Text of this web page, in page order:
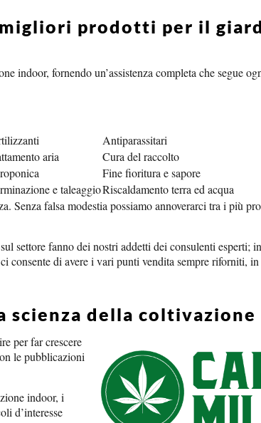
prodotti per il
indoor, fornendo un’assistenza completa che segue
Antiparassitari
aria
Cura del raccolto
Fine fioritura e sapore
e taleaggioRiscaldamento terra ed acqua
Senza falsa modestia possiamo annoverarci tra i più
settore fanno dei nostri addetti dei consulenti esperti;
di avere i vari punti vendita sempre riforniti, in
scienza della coltivazione
per far crescere
le pubblicazioni
indoor, i
d’interesse